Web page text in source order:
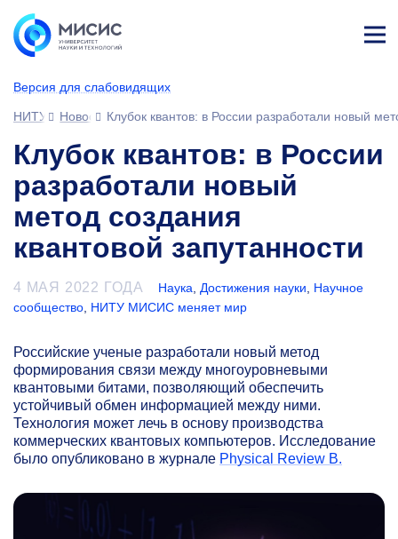
Версия для слабовидящих
ине
НИТУ МИСИС
НовостиКлубок квантов: в России разработали новый
Клубок квантов: в России
разработали новый
метод создания
квантовой запутанности
4 МАЯ 2022 ГОДА Наука Достижения науки
Научное
сообщество НИТУ МИСИС меняет мир
Российские ученые разработали новый метод
формирования связи между многоуровневыми
квантовыми битами, позволяющий обеспечить
устойчивый обмен информацией между ними.
Технология может лечь в основу производства
коммерческих квантовых компьютеров. Исследование
было опубликовано в журнале Physical Review B.